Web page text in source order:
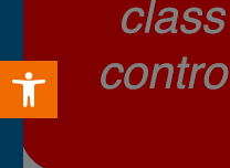
Open toolbar